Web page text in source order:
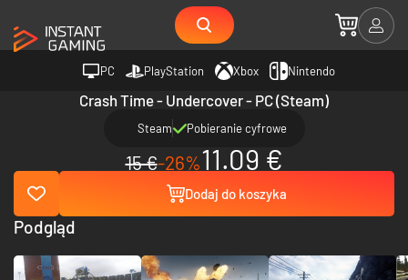
PC PlayStation Xbox Nintendo
Crash Time - Undercover - PC (Steam)
Steam Pobieranie cyfrowe
15 €-26%11.09 €
Dodaj do koszyka
Podgląd